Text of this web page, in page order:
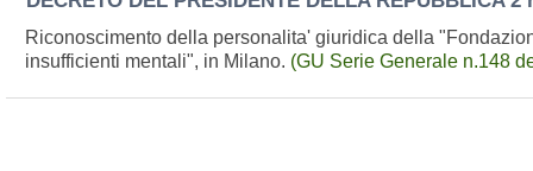
Riconoscimento della personalita' giuridica della
insufficienti mentali", in Milano. (GU Serie Generale n.148